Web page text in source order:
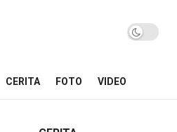
CERITA FOTO VIDEO